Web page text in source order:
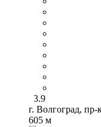
3.9
г. Волгоград,
605 м